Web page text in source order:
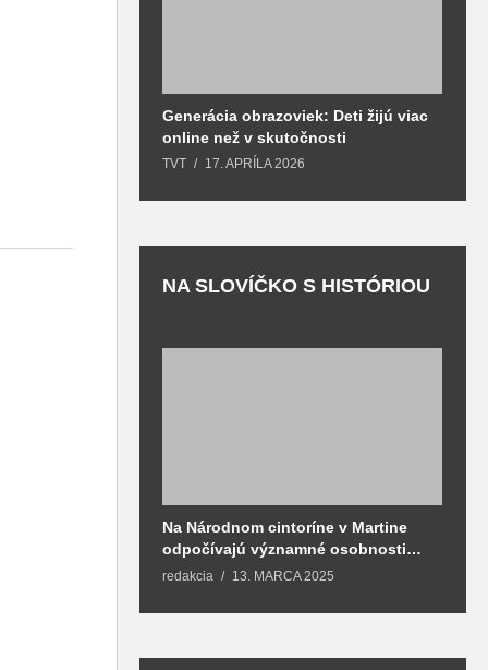
Generácia obrazoviek: Deti žijú viac
online než v skutočnosti
TVT 17. APRÍLA 2026
NA SLOVÍČKO S HISTÓRIOU
Na Národnom cintoríne v Martine
odpočívajú významné osobnosti
spojené aj s mestom Martin
redakcia 13. MARCA 2025